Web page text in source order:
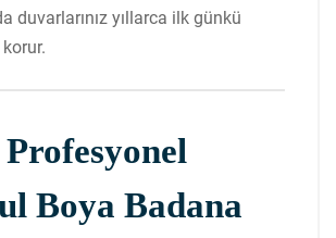
duvarlarınız yıllarca ilk günkü
Boya Badana